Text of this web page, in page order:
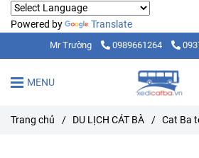
Powered by Translate
Mr Trường 0989661264
MENU
Trang chủ / DU LỊCH CÁT BÀ / Cat Ba